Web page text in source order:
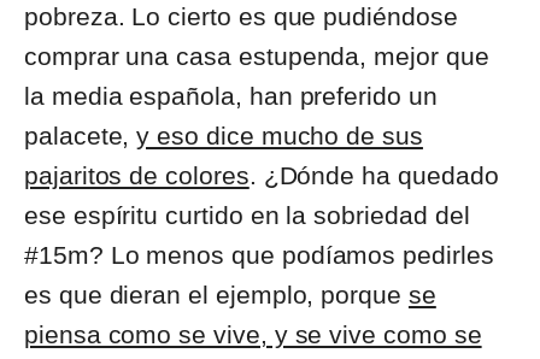
pobreza. Lo cierto es que pudiéndose
comprar una casa estupenda, mejor que
la media española, han preferido un
palacete,y eso dice mucho de sus
pajaritos de colores. ¿Dónde ha quedado
ese espíritu curtido en la sobriedad del
#15m? Lo menos que podíamos pedirles
es que dieran el ejemplo, porque se
piensa como se vive, y se vive como se